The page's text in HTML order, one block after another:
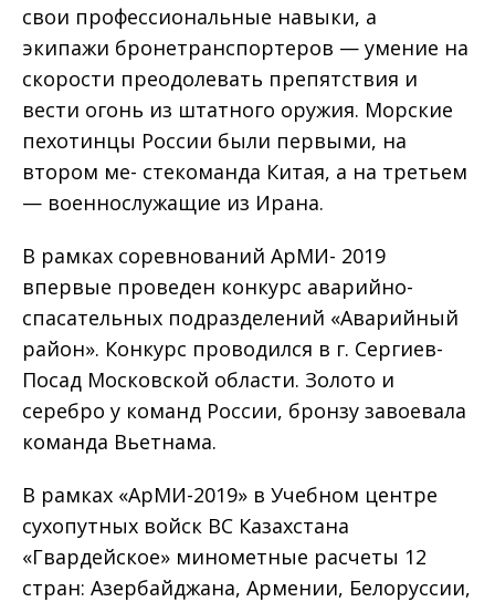
свои профессиональные навыки, а
экипажи бронетранспортеров — умение на
скорости преодолевать препятствия и
вести огонь из штатного оружия. Морские
пехотинцы России были первыми, на
втором ме- стекоманда Китая, а на третьем
— военнослужащие из Ирана.
В рамках соревнований АрМИ- 2019
впервые проведен конкурс аварийно-
спасательных подразделений «Аварийный
район». Конкурс проводился в г. Сергиев-
Посад Московской области. Золото и
серебро у команд России, бронзу завоевала
команда Вьетнама.
В рамках «АрМИ-2019» в Учебном центре
сухопутных войск ВС Казахстана
«Гвардейское» минометные расчеты 12
стран: Азербайджана, Армении, Белоруссии,